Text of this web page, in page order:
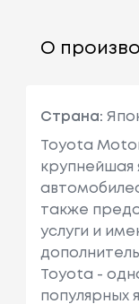
О
Страна:
Toyota
крупнейшая
также
услуги и
Toyota -
популярных